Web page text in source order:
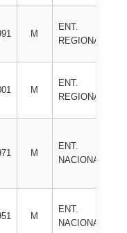
M
ENT.
REGIONAL
M
ENT.
REGIONAL
M
ENT.
NACIONAL
M
ENT.
NACIONAL